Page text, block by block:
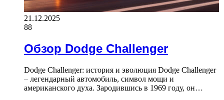
21.12.2025
88
Обзор Dodge Challenger
Dodge Challenger: история и эволюция Dodge Challenger
– легендарный автомобиль, символ мощи и
американского духа. Зародившись в 1969 году, он…